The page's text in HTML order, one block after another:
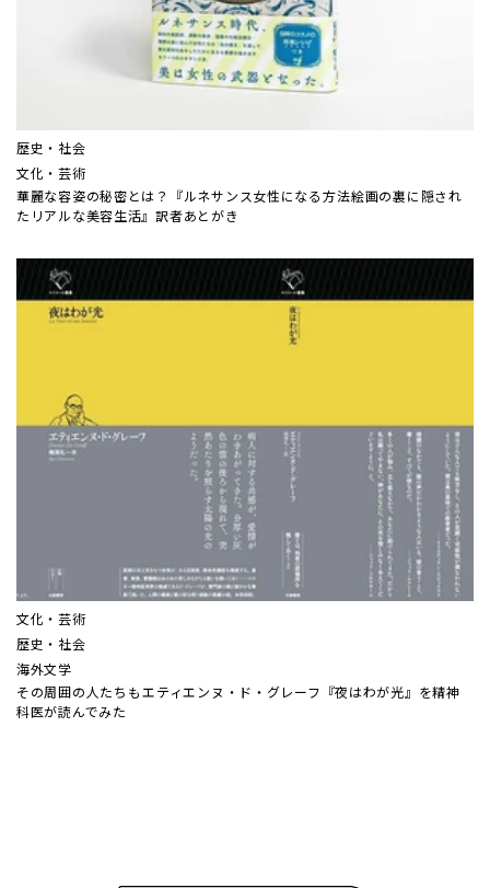
歴史・社会
文化・芸術
華麗な容姿の秘密とは？『ルネサンス女性になる方法――絵画の裏に隠され
たリアルな美容生活』訳者あとがき
文化・芸術
歴史・社会
海外文学
その周囲の人たちも――エティエンヌ・ド・グレーフ『夜はわが光』を精神
科医が読んでみた